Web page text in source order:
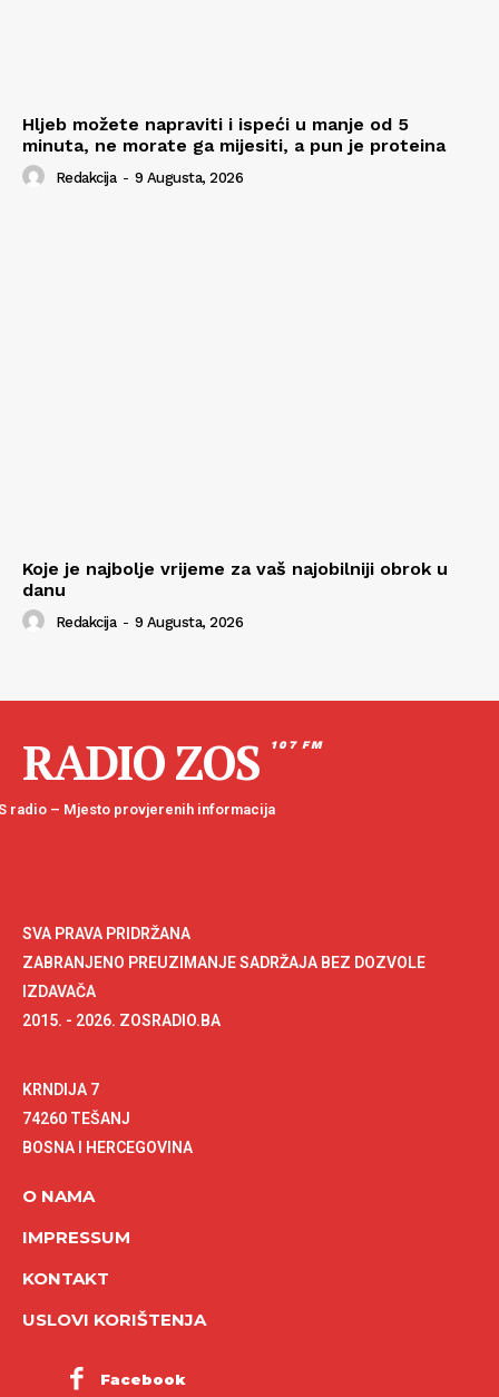
Hljeb možete napraviti i ispeći u manje od 5
minuta, ne morate ga mijesiti, a pun je proteina
Redakcija - 9 Augusta, 2026
Koje je najbolje vrijeme za vaš najobilniji obrok u
danu
Redakcija - 9 Augusta, 2026
RADIO ZOS 107 FM
radio – Mjesto provjerenih informacija
SVA PRAVA PRIDRŽANA
ZABRANJENO PREUZIMANJE SADRŽAJA BEZ DOZVOLE
IZDAVAČA
2015. - 2026. ZOSRADIO.BA
KRNDIJA 7
74260 TEŠANJ
BOSNA I HERCEGOVINA
O NAMA
IMPRESSUM
KONTAKT
USLOVI KORIŠTENJA
Facebook